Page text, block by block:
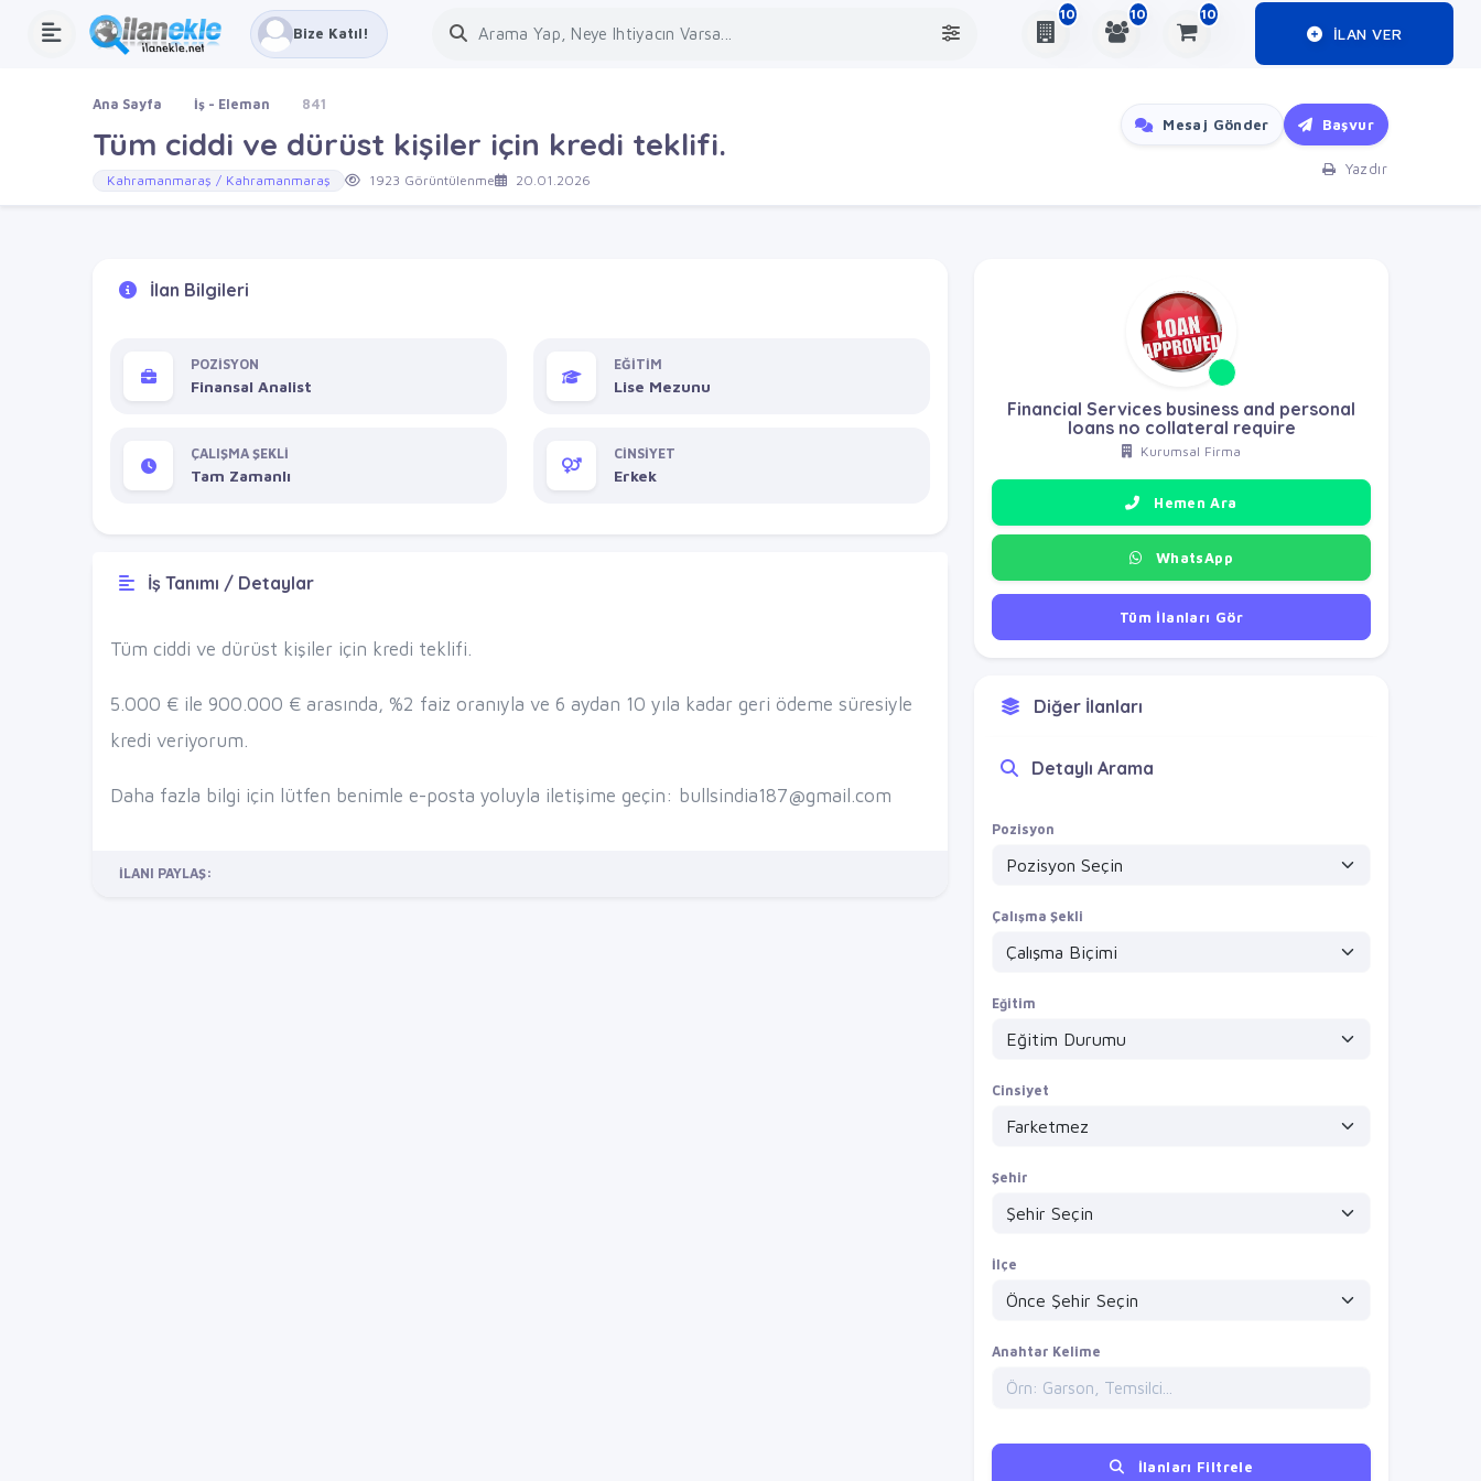
Bize Katıl!
10 10 10
ILAN VER
Ana Sayfa İş - Eleman 841
Tüm ciddi ve dürüst kişiler için kredi teklifi.
Kahramanmaraş / Kahramanmaraş 1923 Görüntülenme 20.01.2026
Mesaj Gönder Başvur
Yazdır
İlan Bilgileri
POZİSYON
Finansal Analist
ÇALIŞMA ŞEKLİ
Tam Zamanlı
EĞİTİM
Lise Mezunu
CİNSİYET
Erkek
İş Tanımı / Detaylar
Tüm ciddi ve dürüst kişiler için kredi teklifi.
5.000 € ile 900.000 € arasında, %2 faiz oranıyla ve 6 aydan 10 yıla kadar geri ödeme süresiyle
kredi veriyorum.
Daha fazla bilgi için lütfen benimle e-posta yoluyla iletişime geçin: bullsindia187@gmail.com
İLANI PAYLAŞ:
Financial Services business and personal
loans no collateral require
Kurumsal Firma
Hemen Ara
WhatsApp
Tüm İlanları Gör
Diğer İlanları
Detaylı Arama
Pozisyon
Çalışma Şekli
Eğitim
Cinsiyet
Şehir
İlçe
Anahtar Kelime
İlanları Filtrele